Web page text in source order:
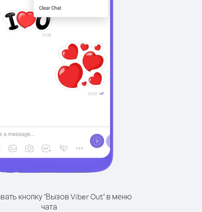
кнопку "Вызов Viber Out" в меню
чата